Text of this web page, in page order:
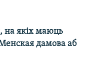
на якіх маюць
дамова аб